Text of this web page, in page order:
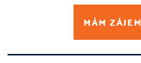
MÁM ZÁJEM